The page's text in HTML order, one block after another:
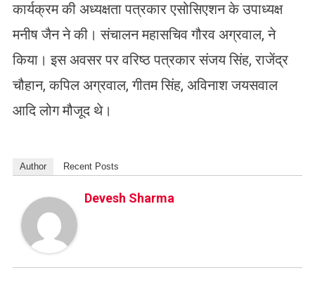
कार्यक्रम की अध्यक्षता पत्रकार एसोसिएशन के उपाध्यक्ष
मनीष जैन ने की। संचालन महासचिव गौरव अग्रवाल, ने
किया। इस अवसर पर वरिष्ठ पत्रकार संजय सिंह, राजेंद्र
चौहान, कपिल अग्रवाल, गीतम सिंह, अविनाश जयसवाल
आदि लोग मौजूद थे।
Author Recent Posts
Devesh Sharma